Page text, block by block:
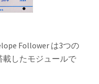
Follower は3つの
したモジュールで